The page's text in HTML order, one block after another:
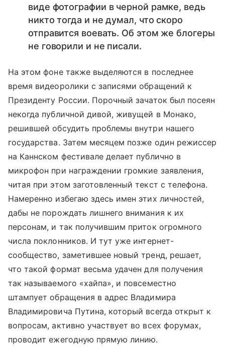
виде фотографии в черной рамке, ведь
никто тогда и не думал, что скоро
отправится воевать. Об этом же блогеры
не говорили и не писали.
На этом фоне также выделяются в последнее
время видеоролики с записями обращений к
Президенту России. Порочный зачаток был посеян
некогда публичной дивой, живущей в Монако,
решившей обсудить проблемы внутри нашего
государства. Затем месяцем позже один режиссер
на Каннском фестивале делает публично в
микрофон при награждении громкие заявления,
читая при этом заготовленный текст с телефона.
Намеренно избегаю здесь имен этих личностей,
дабы не порождать лишнего внимания к их
персонам, и так получившим приток огромного
числа поклонников. И тут уже интернет-
сообщество, заметившее новый тренд, решает,
что такой формат весьма удачен для получения
так называемого «хайпа», и повсеместно
штампует обращения в адрес Владимира
Владимировича Путина, который всегда открыт к
вопросам, активно участвует во всех форумах,
проводит ежегодную прямую линию.